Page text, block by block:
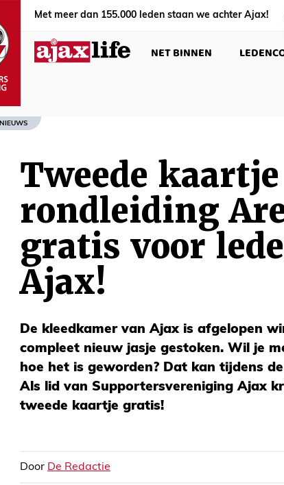
Met meer dan 155.000 leden staan we achter Ajax!
NET BINNEN
NIEUWS
Tweede kaartje
rondleiding
gratis voor
Ajax!
De kleedkamer van Ajax is afgelopen
compleet nieuw jasje gestoken. Wil je
hoe het is geworden? Dat kan tijdens
Als lid van Supportersvereniging Ajax
tweede kaartje gratis!
Door De Redactie